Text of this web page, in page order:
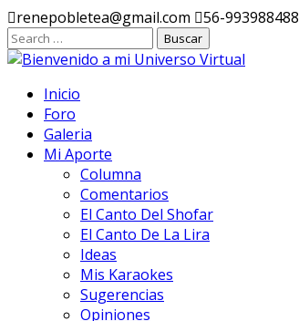
Ir
al
contenido
renepobletea@gmail.com 56-993988488
Inicio
Foro
Galeria
Mi Aporte
Columna
Comentarios
El Canto Del Shofar
El Canto De La Lira
Ideas
Mis Karaokes
Sugerencias
Opiniones